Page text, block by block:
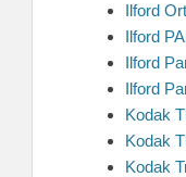
Ilford
Ilford
Ilford
Ilford
Kodak
Kodak
Kodak